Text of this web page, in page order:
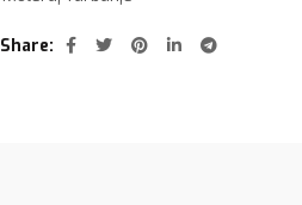
Share